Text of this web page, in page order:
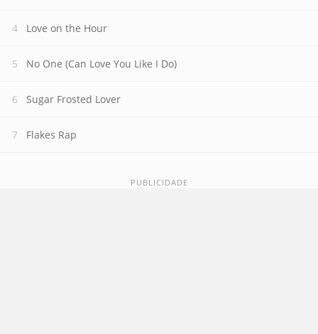
Love on the Hour
No One (Can Love You Like I Do)
Sugar Frosted Lover
Flakes Rap